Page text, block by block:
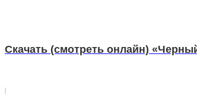
Скачать (смотреть онлайн)